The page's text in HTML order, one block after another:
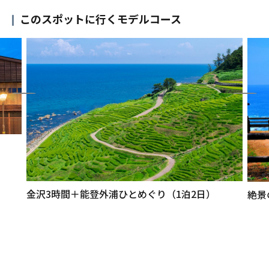
このスポットに行くモデルコース
金沢3時間＋能登外浦ひとめぐり（1泊2日） 絶